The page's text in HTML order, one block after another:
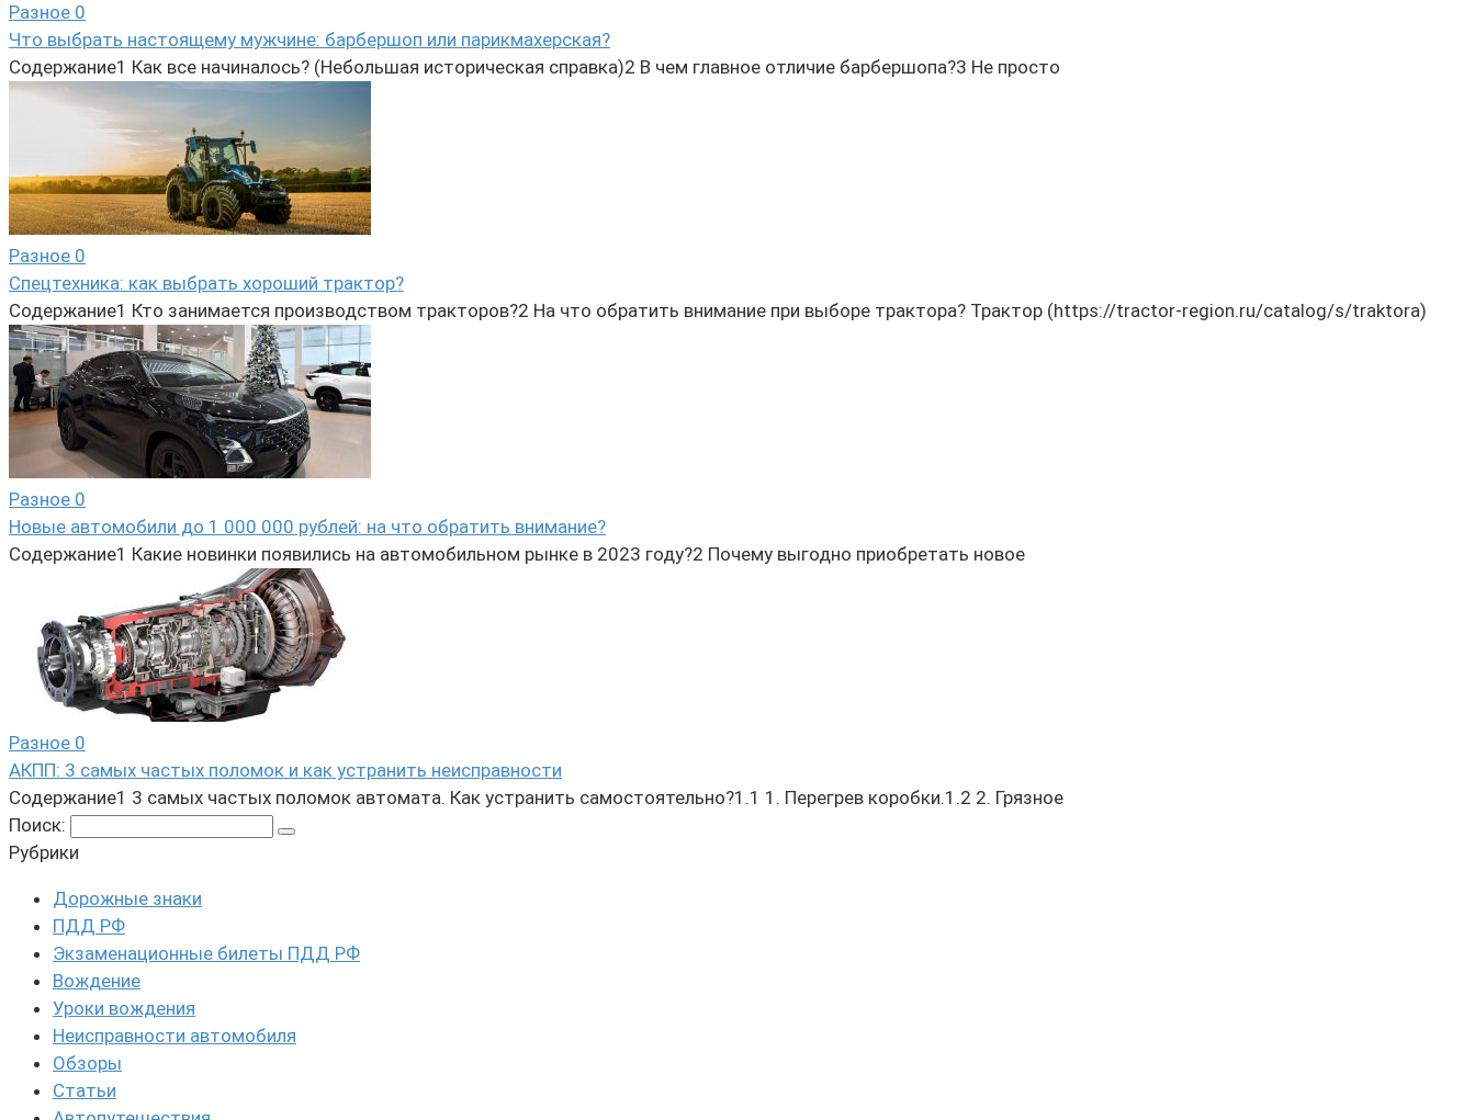
Разное 0
Что выбрать настоящему мужчине: барбершоп или парикмахерская?
Содержание1 Как все начиналось? (Небольшая историческая справка)2 В чем главное отличие барбершопа?3 Не просто
Разное 0
Спецтехника: как выбрать хороший трактор?
Содержание1 Кто занимается производством тракторов?2 На что обратить внимание при выборе трактора? Трактор (https://tractor-region.ru/catalog/s/traktora)
Разное 0
Новые автомобили до 1 000 000 рублей: на что обратить внимание?
Содержание1 Какие новинки появились на автомобильном рынке в 2023 году?2 Почему выгодно приобретать новое
Разное 0
АКПП: 3 самых частых поломок и как устранить неисправности
Содержание1 3 самых частых поломок автомата. Как устранить самостоятельно?1.1 1. Перегрев коробки.1.2 2. Грязное
Поиск:
Рубрики
Дорожные знаки
ПДД РФ
Экзаменационные билеты ПДД РФ
Вождение
Уроки вождения
Неисправности автомобиля
Обзоры
Статьи